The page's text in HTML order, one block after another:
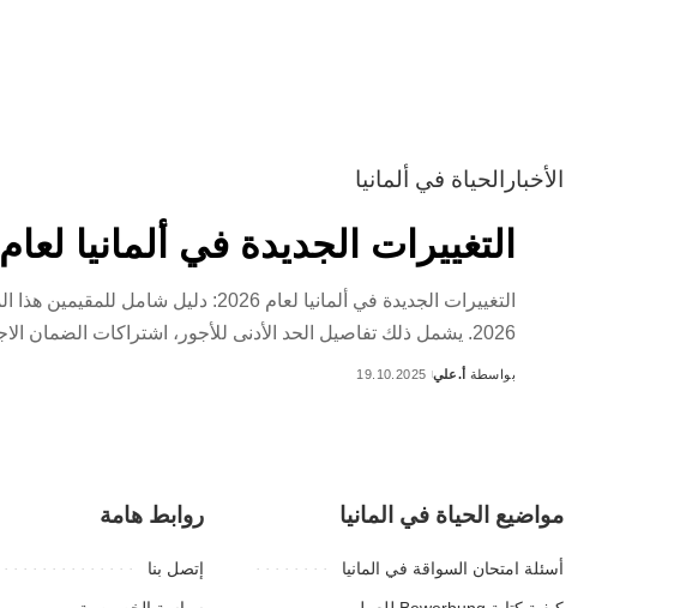
الأخبار الحياة في ألمانيا
التغييرات الجديدة في ألمانيا لعام 2026: دليل شامل للمقيمين
2026. يشمل ذلك تفاصيل الحد الأدنى للأجور، اشتراكات الضمان الاجتماعي، إصلاحات الضرائب، زيادات التأمين
Posted
بواسطة أ.علي 19.10.2025
مواضيع الحياة في المانيا
أسئلة امتحان السواقة في المانيا
روابط هامة
إتصل بنا